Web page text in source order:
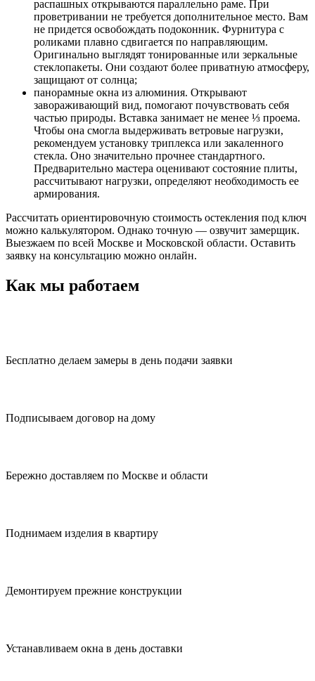
распашных открываются параллельно раме. При
проветривании не требуется дополнительное место. Вам
не придется освобождать подоконник. Фурнитура с
роликами плавно сдвигается по направляющим.
Оригинально выглядят тонированные или зеркальные
стеклопакеты. Они создают более приватную атмосферу,
защищают от солнца;
панорамные окна из алюминия. Открывают
завораживающий вид, помогают почувствовать себя
частью природы. Вставка занимает не менее ⅓ проема.
Чтобы она смогла выдерживать ветровые нагрузки,
рекомендуем установку триплекса или закаленного
стекла. Оно значительно прочнее стандартного.
Предварительно мастера оценивают состояние плиты,
рассчитывают нагрузки, определяют необходимость ее
армирования.
Рассчитать ориентировочную стоимость остекления под ключ
можно калькулятором. Однако точную — озвучит замерщик.
Выезжаем по всей Москве и Московской области. Оставить
заявку на консультацию можно онлайн.
Как мы работаем
Бесплатно делаем замеры в день подачи заявки
Подписываем договор на дому
Бережно доставляем по Москве и области
Поднимаем изделия в квартиру
Демонтируем прежние конструкции
Устанавливаем окна в день доставки